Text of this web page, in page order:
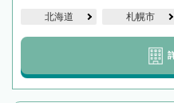
北海道 札幌市